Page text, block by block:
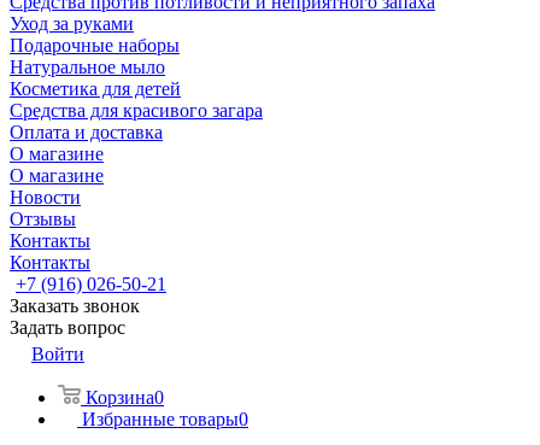
Уход за руками
Подарочные наборы
Натуральное мыло
Косметика для детей
Средства для красивого загара
Оплата и доставка
О магазине
О магазине
Новости
Отзывы
Контакты
Контакты
+7 (916) 026-50-21
Заказать звонок
Задать вопрос
Войти
Корзина0
Избранные товары0